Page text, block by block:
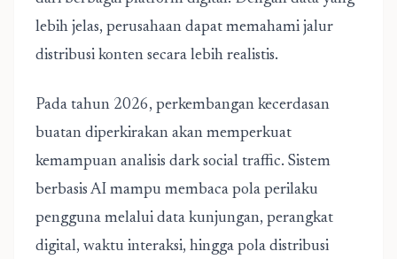
lebih jelas, perusahaan dapat memahami jalur
distribusi konten secara lebih realistis.
Pada tahun 2026, perkembangan kecerdasan
buatan diperkirakan akan memperkuat
kemampuan analisis dark social traffic. Sistem
berbasis AI mampu membaca pola perilaku
pengguna melalui data kunjungan, perangkat
digital, waktu interaksi, hingga pola distribusi